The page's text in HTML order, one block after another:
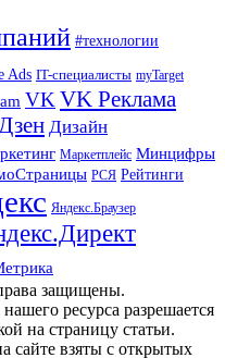
#технологии
Ads IT-специалисты myTarget
VK VK Реклама
Дизайн
Маркетплейс Минцифры
РСЯ Рейтинги
Яндекс.Браузер
защищены.
ресурса разрешается
на страницу статьи.
сайте взяты с открытых